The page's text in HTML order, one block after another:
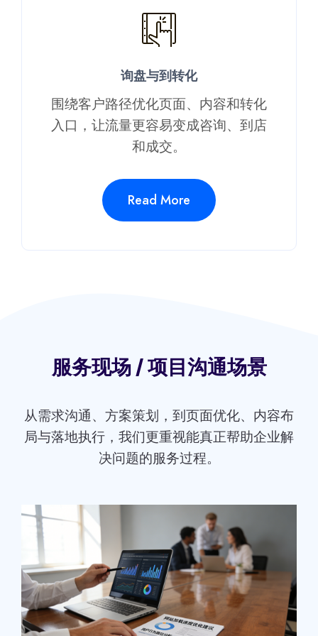
询盘与到转化​
围绕客户路径优化页面、内容和转化
入口，让流量更容易变成咨询、到店
和成交。​
Read More
服务现场 / 项目沟通场景
从需求沟通、方案策划，到页面优化、内容布
局与落地执行，我们更重视能真正帮助企业解
决问题的服务过程。